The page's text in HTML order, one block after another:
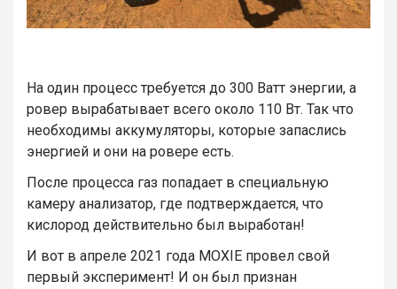
На один процесс требуется до 300 Ватт энергии, а
ровер вырабатывает всего около 110 Вт. Так что
необходимы аккумуляторы, которые запаслись
энергией и они на ровере есть.
После процесса газ попадает в специальную
камеру анализатор, где подтверждается, что
кислород действительно был выработан!
И вот в апреле 2021 года MOXIE провел свой
первый эксперимент! И он был признан